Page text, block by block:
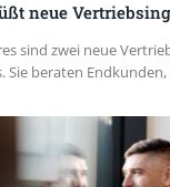
neue
sind zwei neue
Sie beraten